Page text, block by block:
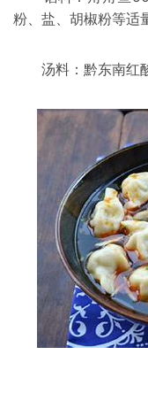
粉、盐、 胡椒粉等适
汤料：黔东南红酸